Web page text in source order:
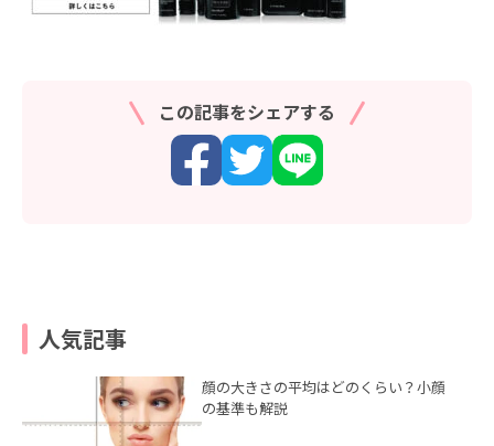
この記事をシェアする
人気記事
顔の大きさの平均はどのくらい？小顔
の基準も解説